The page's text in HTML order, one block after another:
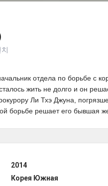
отдела по борьбе с
жить не долго и он
Ли Тхэ Джуна,
борьбе решает его бывшая
2014
Корея Южная